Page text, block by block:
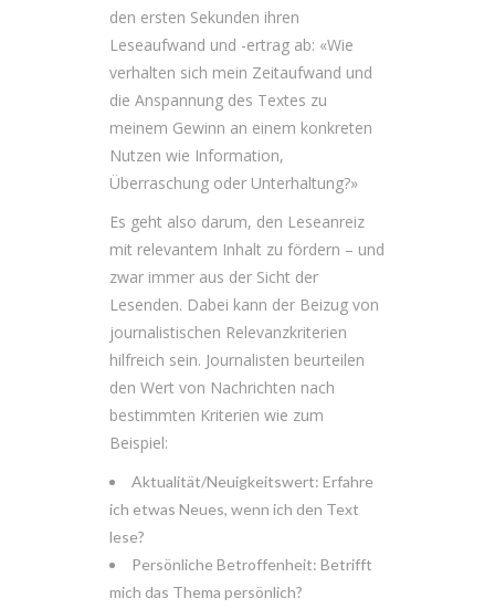
den ersten Sekunden ihren
Leseaufwand und -ertrag ab: «Wie
verhalten sich mein Zeitaufwand und
die Anspannung des Textes zu
meinem Gewinn an einem konkreten
Nutzen wie Information,
Überraschung oder Unterhaltung?»
Es geht also darum, den Leseanreiz
mit relevantem Inhalt zu fördern – und
zwar immer aus der Sicht der
Lesenden. Dabei kann der Beizug von
journalistischen Relevanzkriterien
hilfreich sein. Journalisten beurteilen
den Wert von Nachrichten nach
bestimmten Kriterien wie zum
Beispiel:
Aktualität/Neuigkeitswert: Erfahre
ich etwas Neues, wenn ich den Text
lese?
Persönliche Betroffenheit: Betrifft
mich das Thema persönlich?